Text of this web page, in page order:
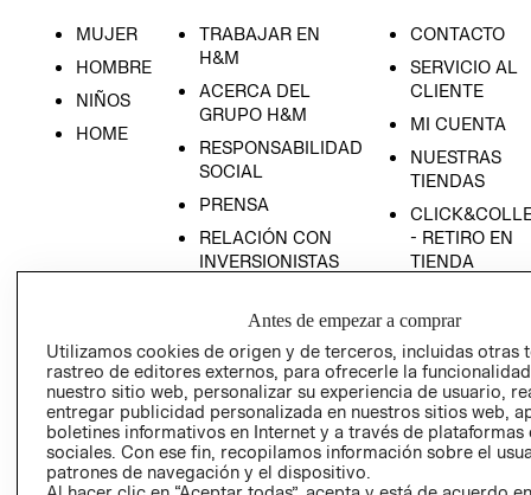
MUJER
HOMBRE
NIÑOS
HOME
TRABAJAR EN
H&M
ACERCA DEL
GRUPO H&M
RESPONSABILIDAD
SOCIAL
PRENSA
RELACIÓN CON
INVERSIONISTAS
EMPRESARIAL
CONTACTO
SERVICIO AL
CLIENTE
MI CUENTA
NUESTRAS
TIENDAS
- RETIRO EN
TIENDA
CONDICIONES
AVISO DE
PRIVACIDAD
GIFT CARD
AVISO DE
COOKIES
Antes de empezar a comprar
Utilizamos cookies de origen y de terceros, incluidas otras
rastreo de editores externos, para ofrecerle la
nuestro sitio web, personalizar su experiencia de usuario,
entregar publicidad personalizada en nuestros sitios web,
boletines informativos en Internet y a través de plataformas
sociales. Con ese fin, recopilamos información sobre el
patrones de navegación y el dispositivo.